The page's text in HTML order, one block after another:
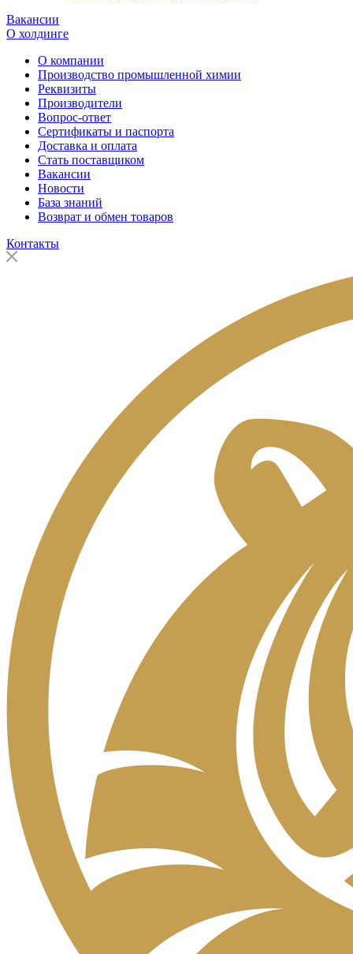
Вакансии
О холдинге
О компании
Производство промышленной химии
Реквизиты
Производители
Вопрос-ответ
Сертификаты и паспорта
Доставка и оплата
Стать поставщиком
Вакансии
Новости
База знаний
Возврат и обмен товаров
Контакты